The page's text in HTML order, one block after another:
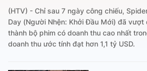
(HTV) - Chỉ sau 7 ngày công chiếu,
Day (Người Nhện: Khởi Đầu Mới) đã vượt
thành bộ phim có doanh thu cao nhất
doanh thu ước tính đạt hơn 1,1 tỷ USD.